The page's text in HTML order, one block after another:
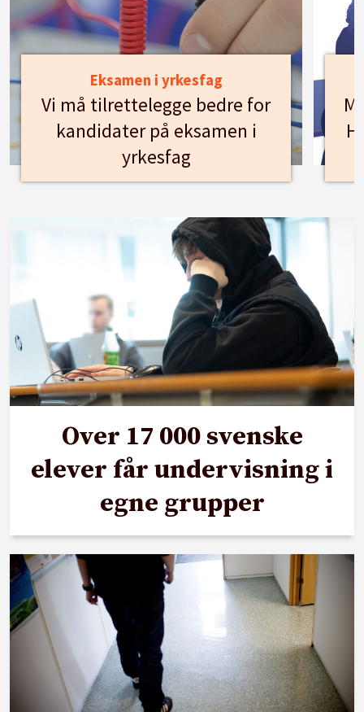
Eksamen i yrkesfag
Vi må tilrettelegge bedre for
kandidater på eksamen i
yrkesfag
Over 17 000 svenske
elever får undervisning i
egne grupper